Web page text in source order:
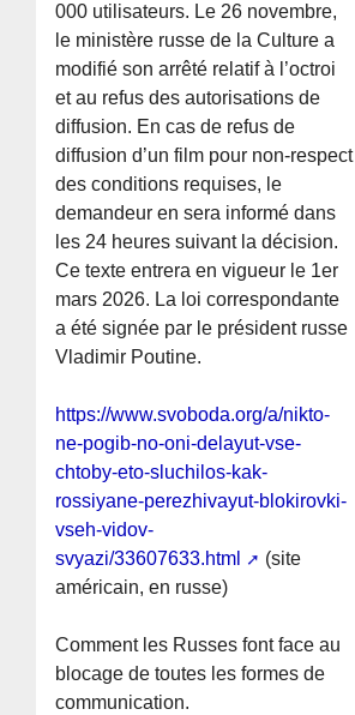
000 utilisateurs. Le 26 novembre,
le ministère russe de la Culture a
modifié son arrêté relatif à l’octroi
et au refus des autorisations de
diffusion. En cas de refus de
diffusion d’un film pour non-respect
des conditions requises, le
demandeur en sera informé dans
les 24 heures suivant la décision.
Ce texte entrera en vigueur le 1er
mars 2026. La loi correspondante
a été signée par le président russe
Vladimir Poutine.
https://www.svoboda.org/a/nikto-
ne-pogib-no-oni-delayut-vse-
chtoby-eto-sluchilos-kak-
rossiyane-perezhivayut-blokirovki-
vseh-vidov-
svyazi/33607633.html
(site
américain, en russe)
Comment les Russes font face au
blocage de toutes les formes de
communication.